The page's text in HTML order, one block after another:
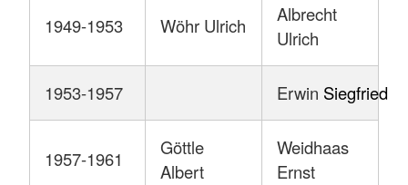
1949-1953 Wöhr Ulrich
Albrecht
Ulrich
1953-1957 Erwin Siegfried
1957-1961
Göttle
Albert
Weidhaas
Ernst